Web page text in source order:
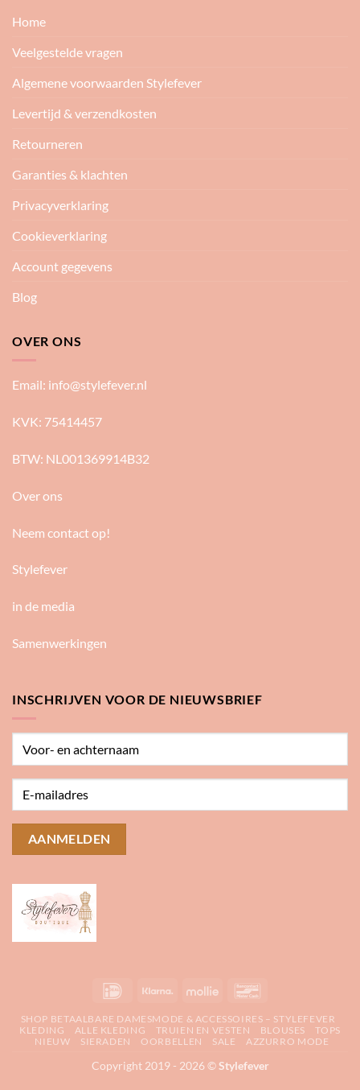
Home
Veelgestelde vragen
Algemene voorwaarden Stylefever
Levertijd & verzendkosten
Retourneren
Garanties & klachten
Privacyverklaring
Cookieverklaring
Account gegevens
Blog
OVER ONS
Email: info@stylefever.nl
KVK: 75414457
BTW: NL001369914B32
Over ons
Neem contact op!
Stylefever
in de media
Samenwerkingen
INSCHRIJVEN VOOR DE NIEUWSBRIEF
IDeal Klarna Mollie
SHOP BETAALBARE DAMESMODE & ACCESSOIRES – STYLEFEVER
KLEDING
ALLE KLEDING TRUIEN EN VESTEN BLOUSES
TOPS
NIEUW
SIERADEN OORBELLEN SALE AZZURRO MODE
Copyright 2019 - 2026 ©Stylefever